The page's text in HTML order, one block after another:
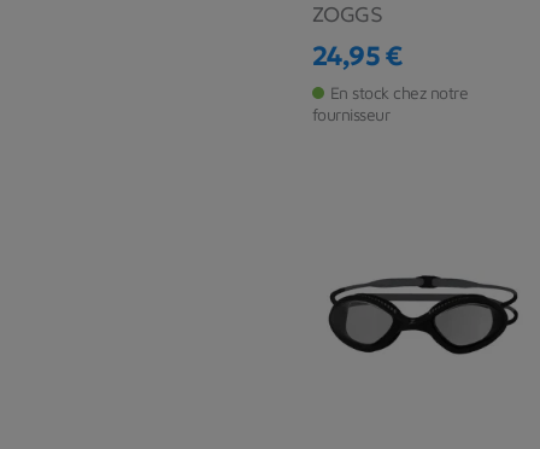
ZOGGS
Prix
24,95 €
En stock chez notre
fournisseur